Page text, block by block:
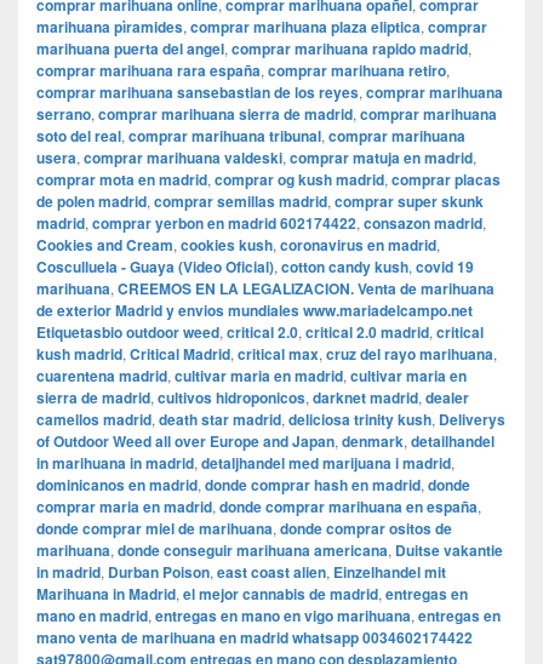
comprar marihuana online, comprar marihuana opañel, comprar
marihuana pìramides, comprar marihuana plaza eliptica, comprar
marihuana puerta del angel, comprar marihuana rapido madrid,
comprar marihuana rara españa, comprar marihuana retiro,
comprar marihuana sansebastian de los reyes, comprar marihuana
serrano, comprar marihuana sierra de madrid, comprar marihuana
soto del real, comprar marihuana tribunal, comprar marihuana
usera, comprar marihuana valdeski, comprar matuja en madrid,
comprar mota en madrid, comprar og kush madrid, comprar placas
de polen madrid, comprar semillas madrid, comprar super skunk
madrid, comprar yerbon en madrid 602174422, consazon madrid,
Cookies and Cream, cookies kush, coronavirus en madrid,
Cosculluela - Guaya (Video Oficial), cotton candy kush, covid 19
marihuana, CREEMOS EN LA LEGALIZACION. Venta de marihuana
de exterior Madrid y envios mundiales www.mariadelcampo.net
Etiquetasbio outdoor weed, critical 2.0, critical 2.0 madrid, critical
kush madrid, Critical Madrid, critical max, cruz del rayo marihuana,
cuarentena madrid, cultivar maria en madrid, cultivar maria en
sierra de madrid, cultivos hidroponicos, darknet madrid, dealer
camellos madrid, death star madrid, deliciosa trinity kush, Deliverys
of Outdoor Weed all over Europe and Japan, denmark, detailhandel
in marihuana in madrid, detaljhandel med marijuana i madrid,
dominicanos en madrid, donde comprar hash en madrid, donde
comprar maria en madrid, donde comprar marihuana en españa,
donde comprar miel de marihuana, donde comprar ositos de
marihuana, donde conseguir marihuana americana, Duitse vakantie
in madrid, Durban Poison, east coast alien, Einzelhandel mit
Marihuana in Madrid, el mejor cannabis de madrid, entregas en
mano en madrid, entregas en mano en vigo marihuana, entregas en
mano venta de marihuana en madrid whatsapp 0034602174422
sat97800@gmail.com entregas en mano con desplazamiento,